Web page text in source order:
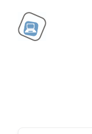
Inhalt
springen